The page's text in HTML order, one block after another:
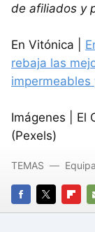
de afiliados y
En Vitónica |
rebaja las
impermeables
Imágenes | El
(Pexels)
FACEBOOK
TWITTER
TEMAS